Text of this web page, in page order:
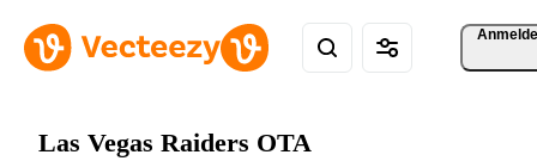
Las Vegas Raiders OTA